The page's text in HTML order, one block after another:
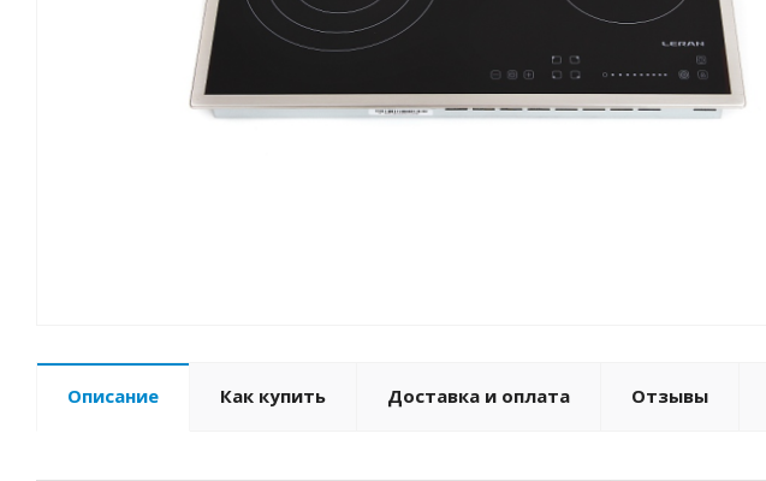
Описание Как купить Доставка и оплата Отзывы